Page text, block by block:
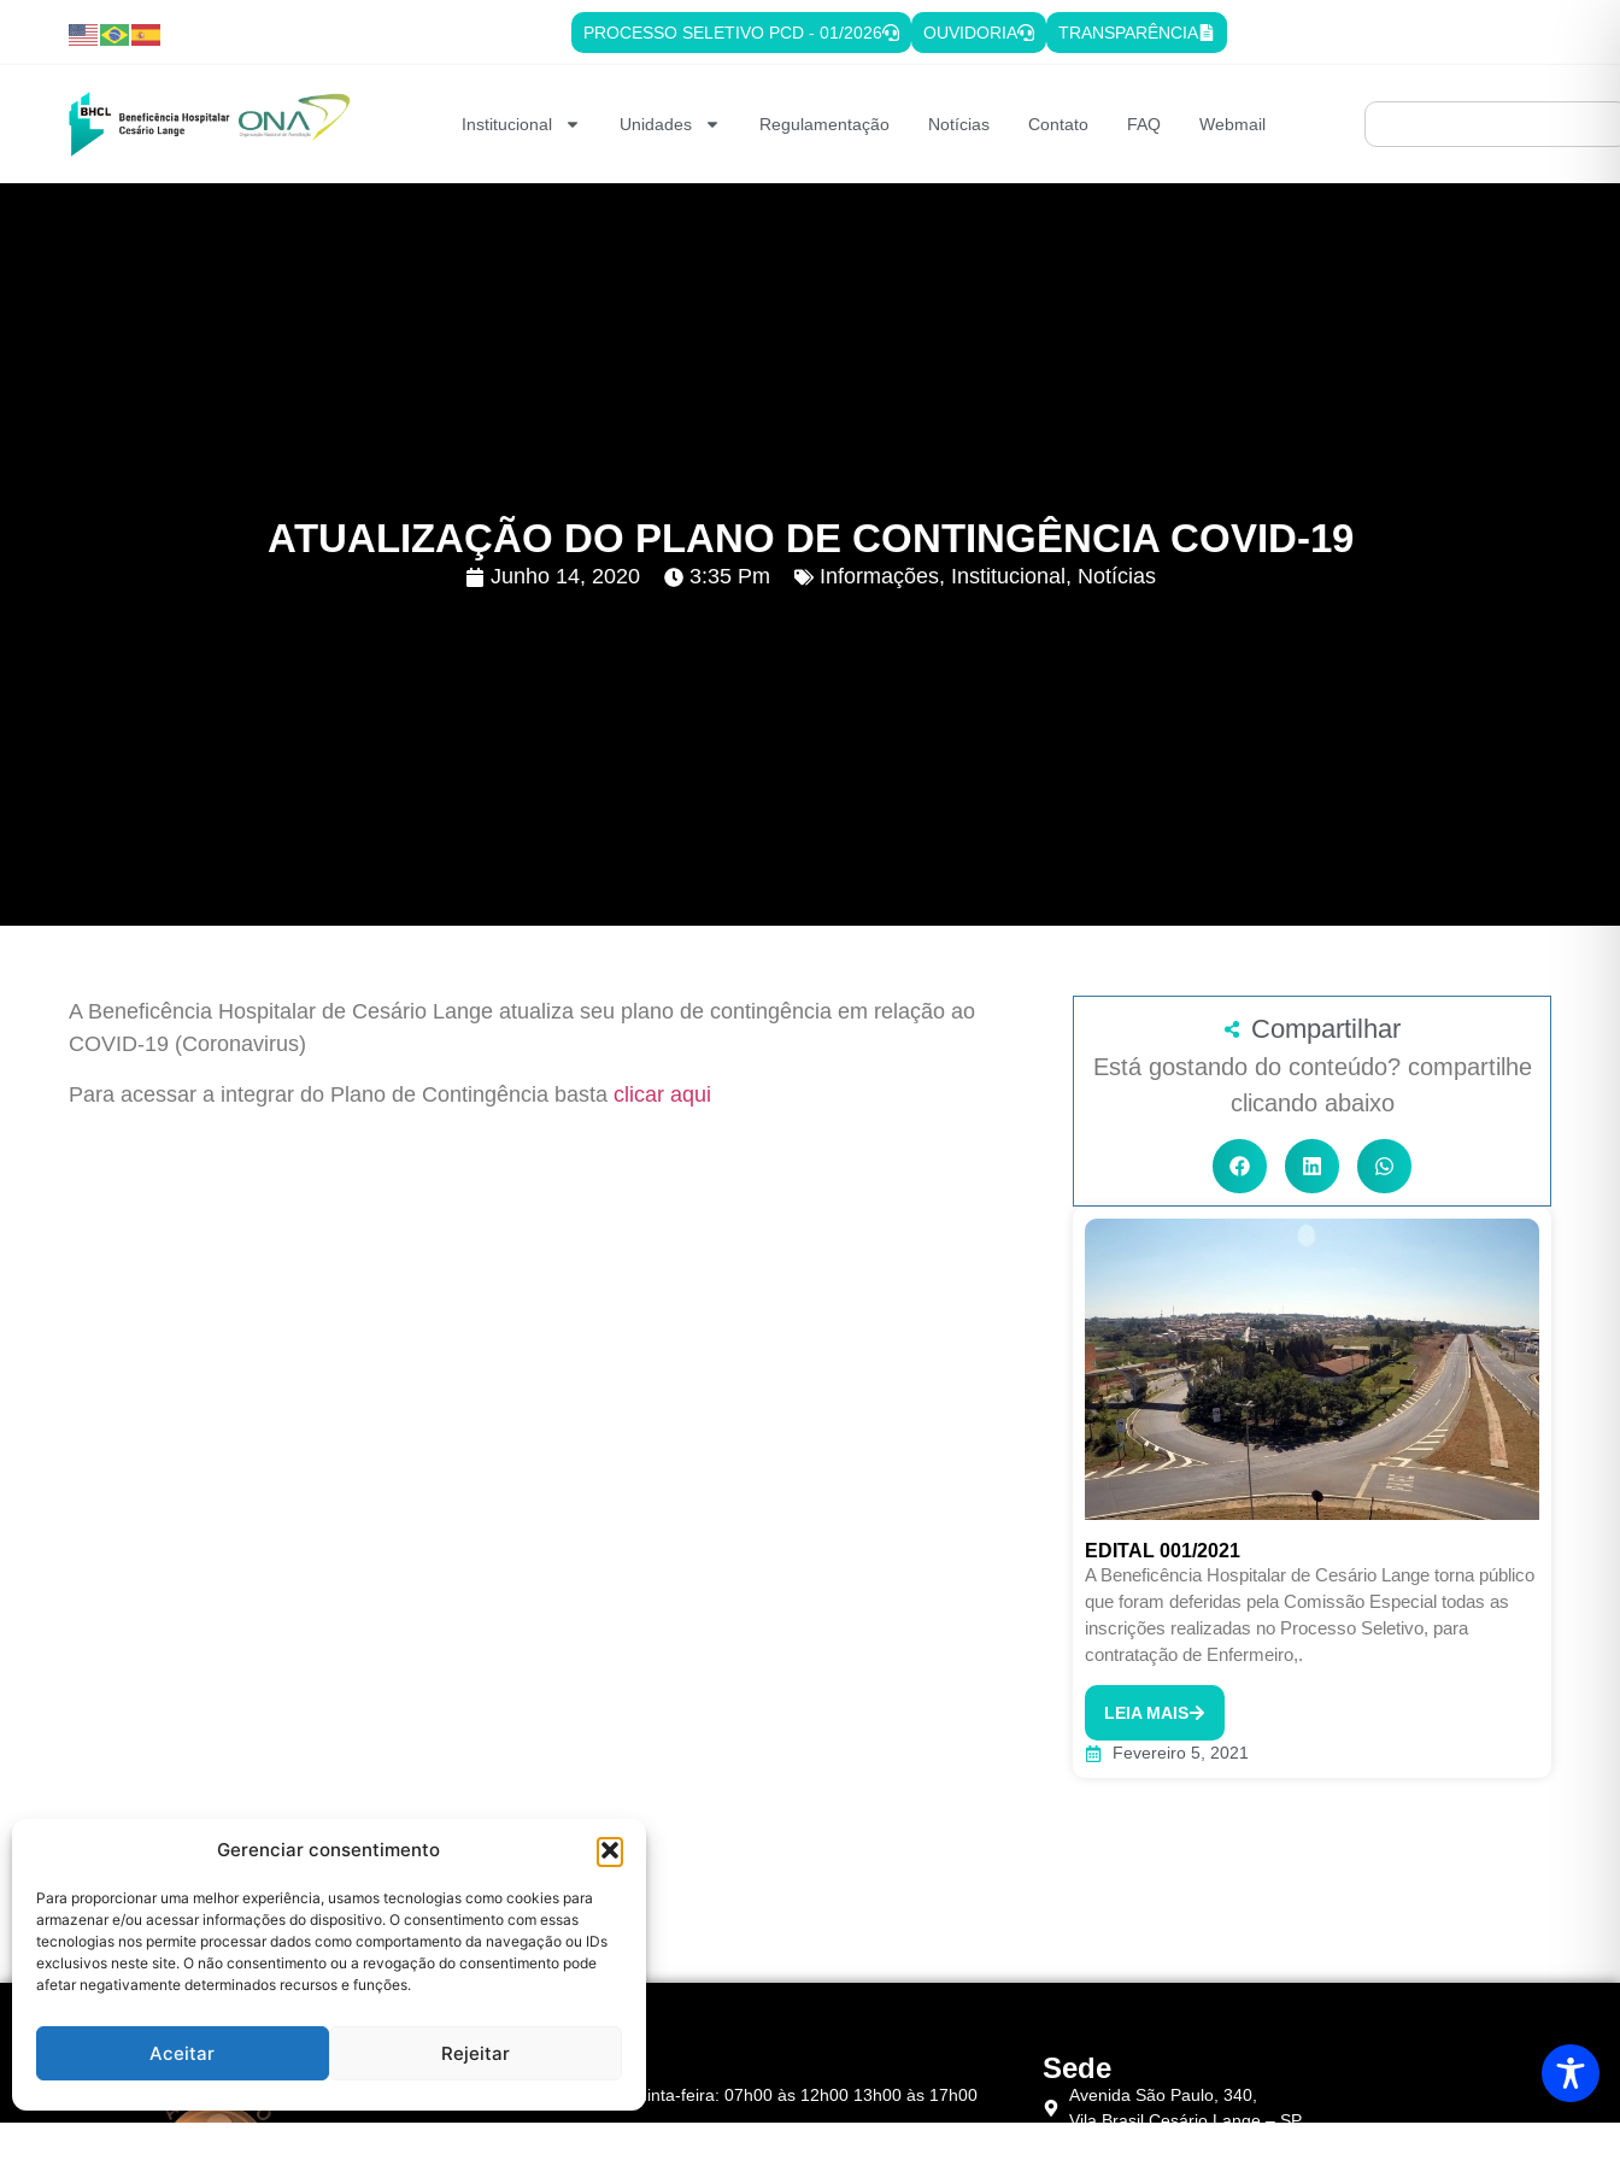
Gerenciar consentimento
Para proporcionar uma melhor experiência, usamos tecnologias como cookies para
armazenar e/ou acessar informações do dispositivo. O consentimento com essas
tecnologias nos permite processar dados como comportamento da navegação ou IDs
exclusivos neste site. O não consentimento ou a revogação do consentimento pode
afetar negativamente determinados recursos e funções.
Aceitar Rejeitar
PROCESSO SELETIVO PCD - 01/2026 OUVIDORIA TRANSPARÊNCIA
Institucional Unidades Regulamentação Notícias Contato FAQ Webmail
ATUALIZAÇÃO DO PLANO DE CONTINGÊNCIA COVID-19
Junho 14, 2020 3:35 Pm Informações, Institucional , Notícias
Compartilhar
Está gostando do conteúdo? compartilhe
clicando abaixo
EDITAL 001/2021
A Beneficência Hospitalar de Cesário Lange torna público
que foram deferidas pela Comissão Especial todas as
inscrições realizadas no Processo Seletivo, para
contratação de Enfermeiro,.
LEIA MAIS
Fevereiro 5, 2021
A Beneficência Hospitalar de Cesário Lange atualiza seu plano de contingência em relação ao
COVID-19 (Coronavirus)
Para acessar a integrar do Plano de Contingência bastaclicar aqui
Segunda à Quinta-feira: 07h00 às 12h00 13h00 às 17h00
Sede
Avenida São Paulo, 340,
Vila Brasil Cesário Lange – SP